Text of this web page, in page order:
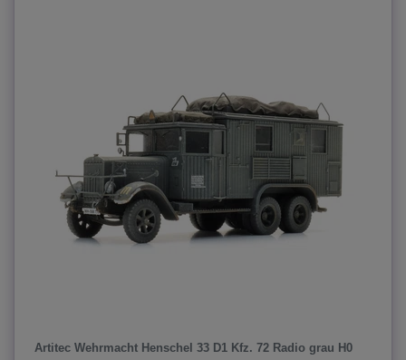
Artitec Wehrmacht Henschel 33 D1 Kfz. 72 Radio grau H0